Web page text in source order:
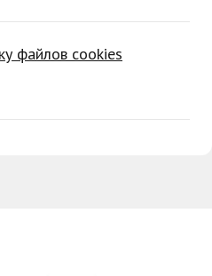
файлов cookies